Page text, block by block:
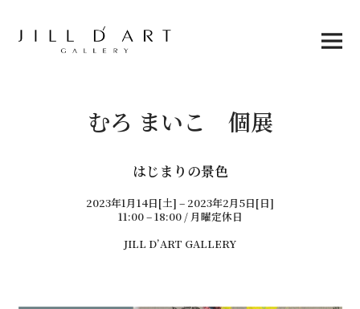
content
Main
Menu
むろ まいこ 個展
はじまりの景色
2023年1月14日[土] – 2023年2月5日[日]
11:00 – 18:00 / 月曜定休日
JILL D’ART GALLERY